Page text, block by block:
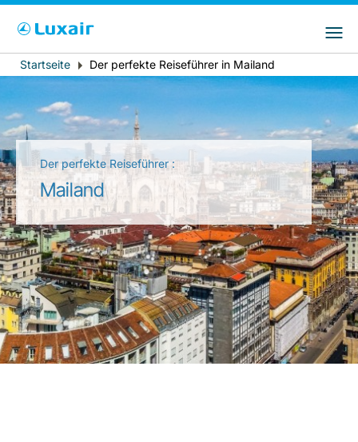
LuxairTours
und Ihre bevorzugte Sprache
Wohnsitz Bevorzugte Sprache
Deutsch
Breadcrumb
Startseite Der perfekte Reiseführer in Mailand
Der perfekte Reiseführer :
Mailand